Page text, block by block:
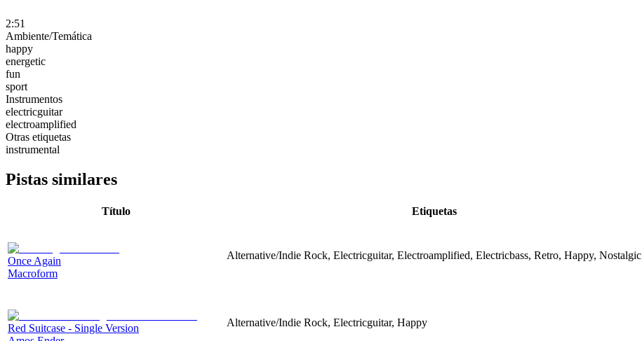
2:51
Ambiente/Temática
happy
energetic
fun
sport
Instrumentos
electricguitar
electroamplified
Otras etiquetas
instrumental
Pistas similares
Título Etiquetas
Once Again
Macroform
Alternative/Indie Rock, Electricguitar, Electroamplified, Electricbass, Retro, Happy, Nostalgic
Red Suitcase - Single Version
Alternative/Indie Rock, Electricguitar, Happy